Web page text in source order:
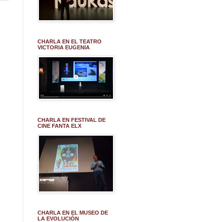
CHARLA EN EL TEATRO
VICTORIA EUGENIA
CHARLA EN FESTIVAL DE
CINE FANTA ELX
CHARLA EN EL MUSEO DE
LA EVOLUCIÓN